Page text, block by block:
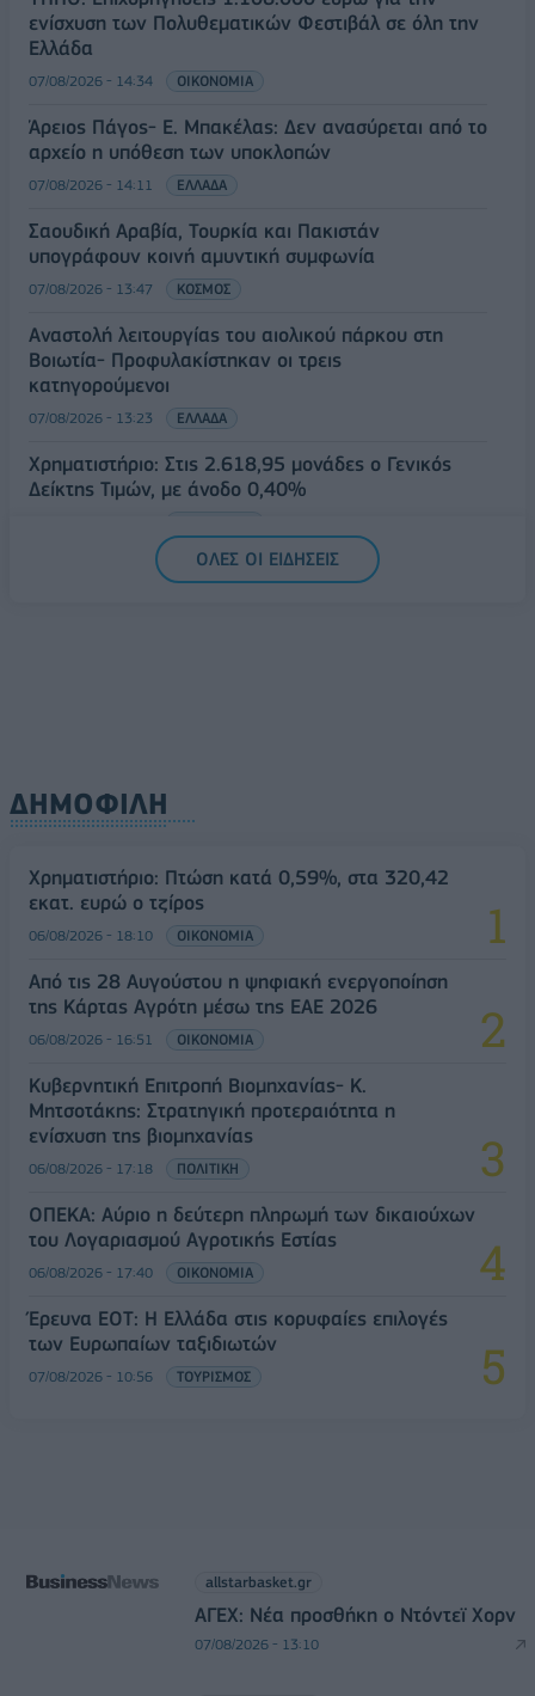
ενίσχυση των Πολυθεματικών Φεστιβάλ σε όλη την
Ελλάδα
07/08/2026 - 14:34 ΟΙΚΟΝΟΜΙΑ
Άρειος Πάγος- Ε. Μπακέλας: Δεν ανασύρεται από το
αρχείο η υπόθεση των υποκλοπών
07/08/2026 - 14:11 ΕΛΛΑΔΑ
Σαουδική Αραβία, Τουρκία και Πακιστάν
υπογράφουν κοινή αμυντική συμφωνία
07/08/2026 - 13:47 ΚΟΣΜΟΣ
Αναστολή λειτουργίας του αιολικού πάρκου στη
Βοιωτία- Προφυλακίστηκαν οι τρεις
κατηγορούμενοι
07/08/2026 - 13:23 ΕΛΛΑΔΑ
Χρηματιστήριο: Στις 2.618,95 μονάδες ο Γενικός
Δείκτης Τιμών, με άνοδο 0,40%
ΟΛΕΣ ΟΙ ΕΙΔΗΣΕΙΣ
ΔΗΜΟΦΙΛΗ
Χρηματιστήριο: Πτώση κατά 0,59%, στα 320,42
εκατ. ευρώ ο τζίρος
06/08/2026 - 18:10 ΟΙΚΟΝΟΜΙΑ
Από τις 28 Αυγούστου η ψηφιακή ενεργοποίηση
της Κάρτας Αγρότη μέσω της ΕΑΕ 2026
06/08/2026 - 16:51 ΟΙΚΟΝΟΜΙΑ
Κυβερνητική Επιτροπή Βιομηχανίας- Κ.
Μητσοτάκης: Στρατηγική προτεραιότητα η
ενίσχυση της βιομηχανίας
06/08/2026 - 17:18 ΠΟΛΙΤΙΚΗ
ΟΠΕΚΑ: Αύριο η δεύτερη πληρωμή των δικαιούχων
του Λογαριασμού Αγροτικής Εστίας
06/08/2026 - 17:40 ΟΙΚΟΝΟΜΙΑ
Έρευνα ΕΟΤ: Η Ελλάδα στις κορυφαίες επιλογές
των Ευρωπαίων ταξιδιωτών
07/08/2026 - 10:56 ΤΟΥΡΙΣΜΟΣ
allstarbasket.gr
ΑΓΕΧ: Νέα προσθήκη ο Ντόντεϊ Χορν
07/08/2026 - 13:10